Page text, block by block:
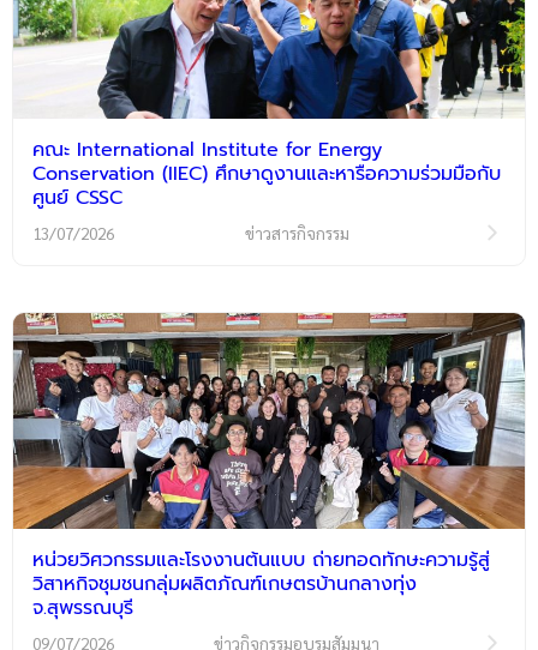
คณะ International Institute for Energy
Conservation (IIEC) ศึกษาดูงานและหารือความร่วมมือกับ
ศูนย์ CSSC
13/07/2026 ข่าวสารกิจกรรม
หน่วยวิศวกรรมและโรงงานต้นแบบ ถ่ายทอดทักษะความรู้สู่
วิสาหกิจชุมชนกลุ่มผลิตภัณฑ์เกษตรบ้านกลางทุ่ง
จ.สุพรรณบุรี
09/07/2026 ข่าวกิจกรรมอบรมสัมมนา